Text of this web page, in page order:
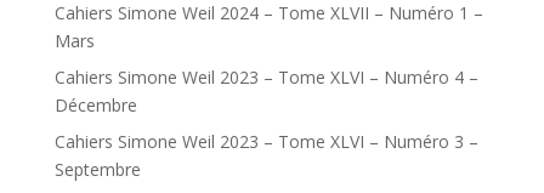
Cahiers Simone Weil 2024 – Tome XLVII – Numéro 1 –
Mars
Cahiers Simone Weil 2023 – Tome XLVI – Numéro 4 –
Décembre
Cahiers Simone Weil 2023 – Tome XLVI – Numéro 3 –
Septembre